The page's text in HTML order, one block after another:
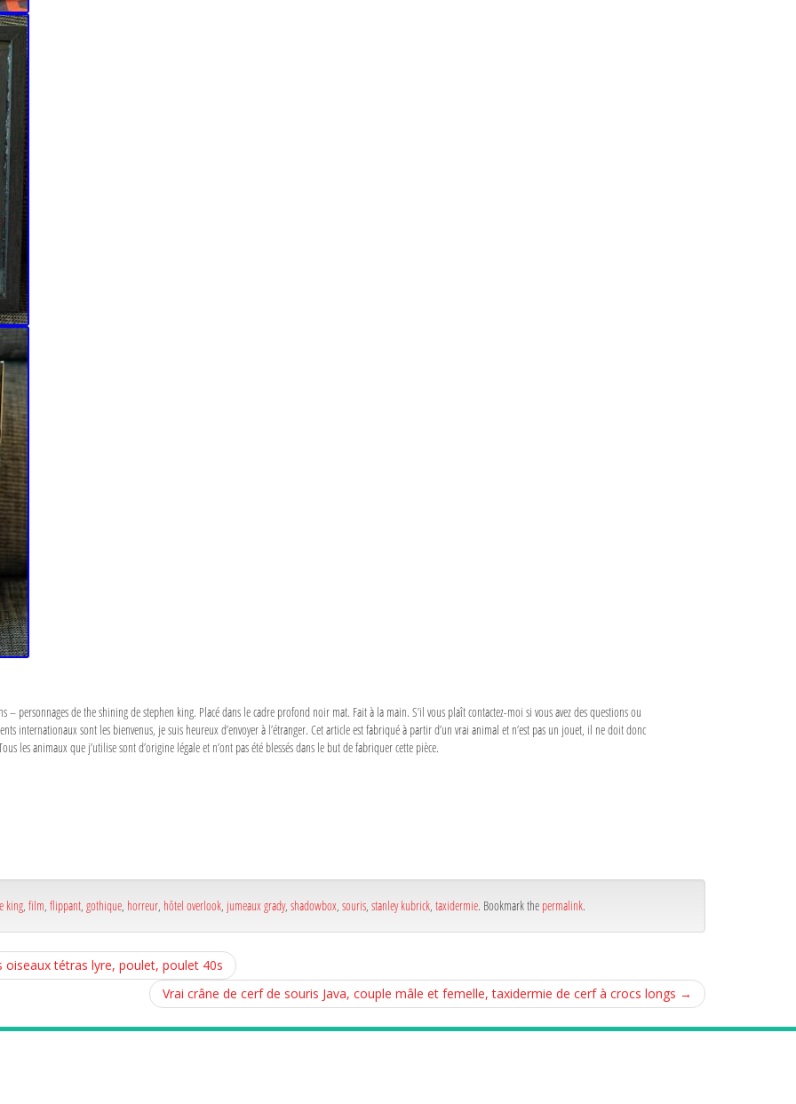
personnages de the shining de stephen king. Placé dans le cadre profond noir mat. Fait à la main. S’il vous plaît contactez-moi si vous avez des questions ou
internationaux sont les bienvenus, je suis heureux d’envoyer à l’étranger. Cet article est fabriqué à partir d’un vrai animal et n’est pas un jouet, il ne doit donc
les animaux que j’utilise sont d’origine légale et n’ont pas été blessés dans le but de fabriquer cette pièce.
king film flippant gothique horreur hôtel overlook jumeaux grady, shadowbox souris stanley kubrick taxidermie. Bookmark the permalink.
tétras lyre, poulet, poulet 40s
Vrai crâne de cerf de souris Java, couple mâle et femelle, taxidermie de cerf à crocs longs →